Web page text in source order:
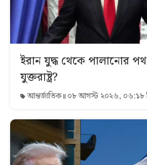
ইরান যুদ্ধ থেকে পালানোর
যুক্তরাষ্ট্র?
আন্তর্জাতিক ০৮ আগস্ট ২০২৬, ০৬:১৮